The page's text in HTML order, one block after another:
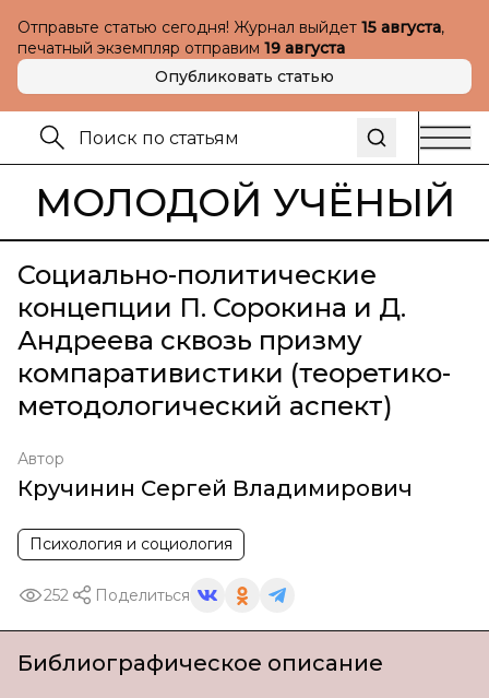
Отправьте статью сегодня! Журнал выйдет 15 августа,
печатный экземпляр отправим 19 августа
Опубликовать статью
МОЛОДОЙ УЧЁНЫЙ
Социально-политические
концепции П. Сорокина и Д.
Андреева сквозь призму
компаративистики (теоретико-
методологический аспект)
Автор
Кручинин Сергей Владимирович
Психология и социология
252 Поделиться
Библиографическое описание